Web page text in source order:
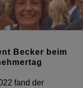
Becker beim
fand der
und